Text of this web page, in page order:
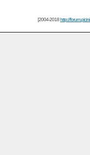
[2004-2018http://